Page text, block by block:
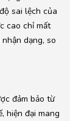
sai lệch của
cao chỉ mất
dạng, so
đảm bảo từ
hiện đại mang